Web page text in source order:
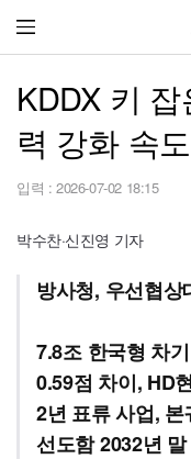
KDDX 키
력 강화 속도
입력 : 2026-07-02 18:15
박수찬·신진영 기자
방사청, 우선협상
7.8조 한국형 차
0.59점 차이, HD
2년 표류 사업, 본
선도함 2032년